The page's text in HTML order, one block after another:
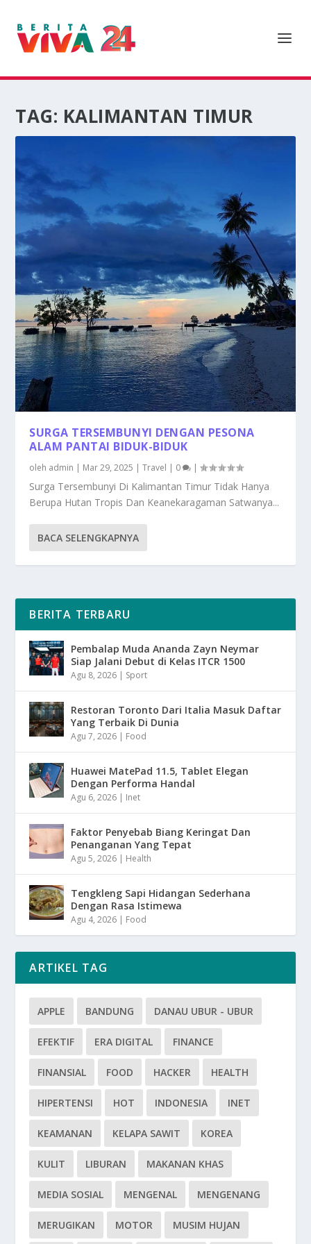
TAG: KALIMANTAN TIMUR
SURGA TERSEMBUNYI DENGAN PESONA
ALAM PANTAI BIDUK-BIDUK
oleh admin | Mar 29, 2025 |Travel | 0 |
Surga Tersembunyi Di Kalimantan Timur Tidak Hanya
Berupa Hutan Tropis Dan Keanekaragaman Satwanya...
BACA SELENGKAPNYA
BERITA TERBARU
Pembalap Muda Ananda Zayn Neymar
Siap Jalani Debut di Kelas ITCR 1500
Agu 8, 2026 | Sport
Restoran Toronto Dari Italia Masuk Daftar
Yang Terbaik Di Dunia
Agu 7, 2026 | Food
Huawei MatePad 11.5, Tablet Elegan
Dengan Performa Handal
Agu 6, 2026 | Inet
Faktor Penyebab Biang Keringat Dan
Penanganan Yang Tepat
Agu 5, 2026 | Health
Tengkleng Sapi Hidangan Sederhana
Dengan Rasa Istimewa
Agu 4, 2026 | Food
ARTIKEL TAG
APPLE BANDUNG DANAU UBUR - UBUR
EFEKTIF ERA DIGITAL FINANCE
FINANSIAL FOOD HACKER HEALTH
HIPERTENSI HOT INDONESIA INET
KEAMANAN KELAPA SAWIT KOREA
KULIT LIBURAN MAKANAN KHAS
MEDIA SOSIAL MENGENAL MENGENANG
MERUGIKAN MOTOR MUSIM HUJAN